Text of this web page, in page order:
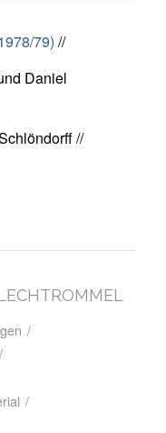
79) //
Daniel
//
/
/
/